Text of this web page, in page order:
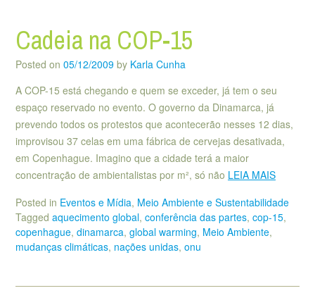
Cadeia na COP-15
Posted on 05/12/2009 by Karla Cunha
A COP-15 está chegando e quem se exceder, já tem o seu
espaço reservado no evento. O governo da Dinamarca, já
prevendo todos os protestos que acontecerão nesses 12 dias,
improvisou 37 celas em uma fábrica de cervejas desativada,
em Copenhague. Imagino que a cidade terá a maior
concentração de ambientalistas por m², só não LEIA MAIS
Posted in Eventos e Mídia, Meio Ambiente e Sustentabilidade
Tagged aquecimento global, conferência das partes, cop-15,
copenhague, dinamarca, global warming, Meio Ambiente,
mudanças climáticas, nações unidas, onu